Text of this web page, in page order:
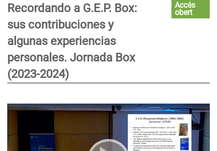
Recordando a G.E.P. Box:
sus contribuciones y
algunas experiencias
personales. Jornada Box
(2023-2024)
Accés
obert